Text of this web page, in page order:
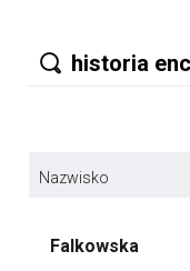
Nazwisko
Falkowska